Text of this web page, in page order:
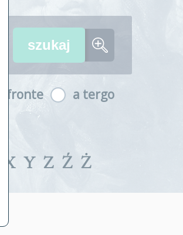
a fronte a tergo
X Y Z Ź Ż